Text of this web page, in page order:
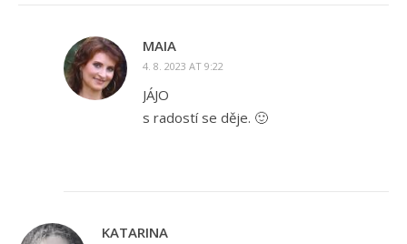
MAIA
4. 8. 2023 AT 9:22
JÁJO
s radostí se děje. 🙂
KATARINA